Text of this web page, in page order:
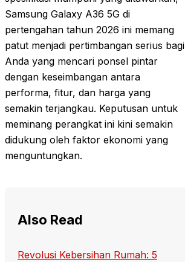
Samsung Galaxy A36 5G di
pertengahan tahun 2026 ini memang
patut menjadi pertimbangan serius bagi
Anda yang mencari ponsel pintar
dengan keseimbangan antara
performa, fitur, dan harga yang
semakin terjangkau. Keputusan untuk
meminang perangkat ini kini semakin
didukung oleh faktor ekonomi yang
menguntungkan.
Also Read
Revolusi Kebersihan Rumah: 5